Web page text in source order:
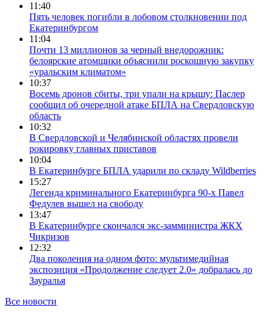
11:40
Пять человек погибли в лобовом столкновении под
Екатеринбургом
11:04
Почти 13 миллионов за черный внедорожник:
белоярские атомщики объяснили роскошную закупку
«уральским климатом»
10:37
Восемь дронов сбиты, три упали на крышу: Паслер
сообщил об очередной атаке БПЛА на Свердловскую
область
10:32
В Свердловской и Челябинской областях провели
рокировку главных приставов
10:04
В Екатеринбурге БПЛА ударили по складу Wildberries
15:27
Легенда криминального Екатеринбурга 90-х Павел
Федулев вышел на свободу
13:47
В Екатеринбурге скончался экс-замминистра ЖКХ
Чикризов
12:32
Два поколения на одном фото: мультимедийная
экспозиция «Продолжение следует 2.0» добралась до
Зауралья
Все новости